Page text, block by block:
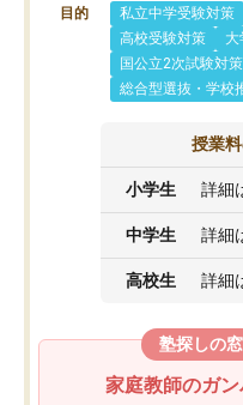
目的 私立中学受験対策
高校受験対策
国公立2次試験対策
総合型選抜・学校
授業
小学生 詳細
中学生 詳細
高校生 詳細
塾探しの
家庭教師のガ